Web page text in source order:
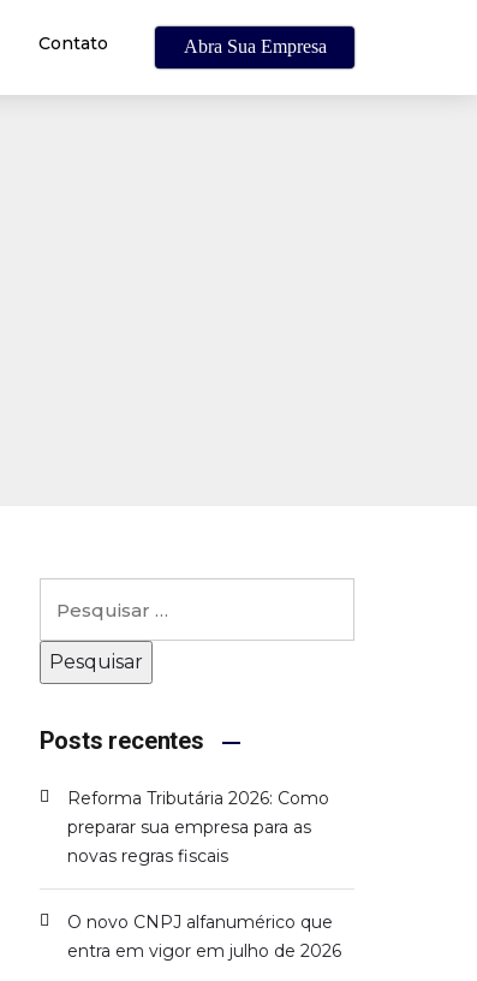
Contato Abra Sua Empresa
Posts recentes
Reforma Tributária 2026: Como
preparar sua empresa para as
novas regras fiscais
O novo CNPJ alfanumérico que
entra em vigor em julho de 2026